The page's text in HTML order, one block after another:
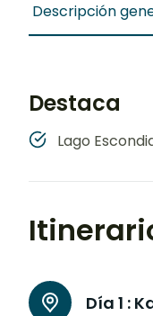
Descripción
Destaca
Lago
Día 1 :